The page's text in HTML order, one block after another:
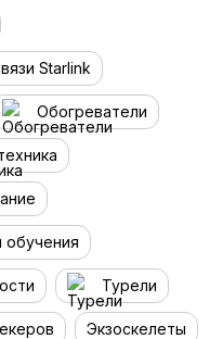
Starlink
Обогреватели
обучения
Турели
Экзоскелеты